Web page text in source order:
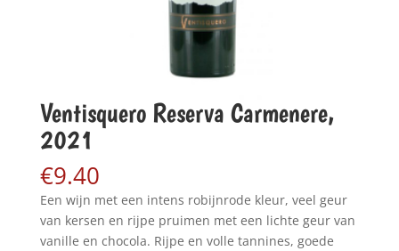
Ventisquero Reserva Carmenere,
2021
€9.40
Een wijn met een intens robijnrode kleur, veel geur
van kersen en rijpe pruimen met een lichte geur van
vanille en chocola. Rijpe en volle tannines, goede